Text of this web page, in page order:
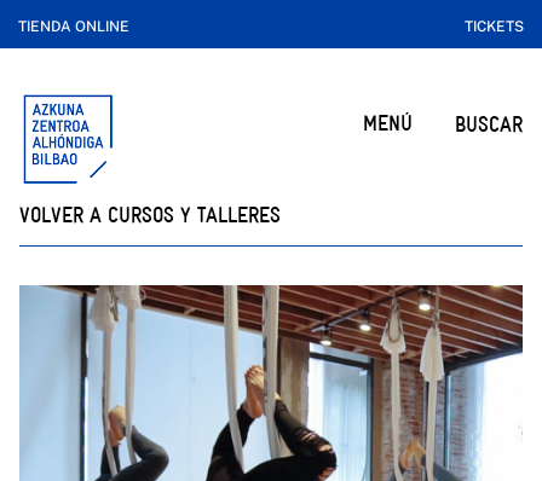
TIENDA ONLINE TICKETS
MENÚ BUSCAR
VOLVER A CURSOS Y TALLERES